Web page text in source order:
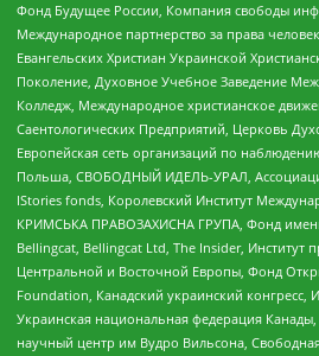
Фонд Будущее России, Компания свободы
Международное партнерство за права
Евангельских Христиан Украинской
Поколение, Духовное Учебное Заведение
Колледж, Международное христианское
Саентологических Предприятий, Церковь
Европейская сеть организаций по
Польша, СВОБОДНЫЙ ИДЕЛЬ-УРАЛ,
IStories fonds, Королевский Институт
КРИМСЬКА ПРАВОЗАХИСНА ГРУПА, Фонд
Bellingcat, Bellingcat Ltd, The Insider, Институт
Центральной и Восточной Европы, Фонд
Foundation, Канадский украинский конгресс,
Украинская национальная федерация
научный центр им Вудро Вильсона,